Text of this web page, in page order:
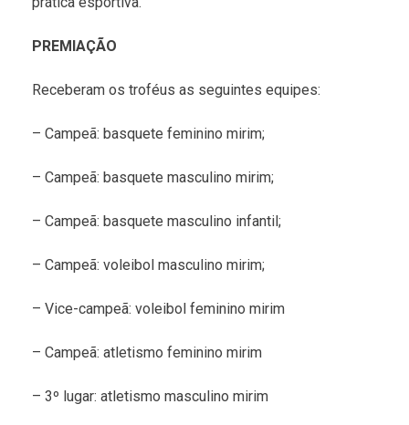
PREMIAÇÃO
Receberam os troféus as seguintes equipes:
– Campeã: basquete feminino mirim;
– Campeã: basquete masculino mirim;
– Campeã: basquete masculino infantil;
– Campeã: voleibol masculino mirim;
– Vice-campeã: voleibol feminino mirim
– Campeã: atletismo feminino mirim
– 3º lugar: atletismo masculino mirim